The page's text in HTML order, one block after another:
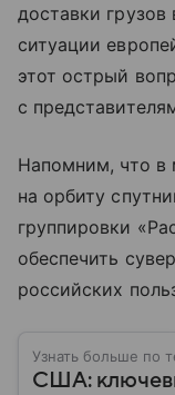
доставки
ситуации
этот острый
с
Напомним, что в
на орбиту
группировки
обеспечить
российских
Узнать больше по
США: